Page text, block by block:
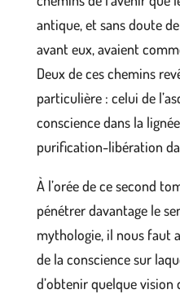
antique, et sans doute
avant eux, avaient
Deux de ces chemins
particulière : celui de
conscience dans la
purification-libération
À l’orée de ce second
pénétrer davantage le
mythologie, il nous faut
de la conscience sur
d’obtenir quelque vision